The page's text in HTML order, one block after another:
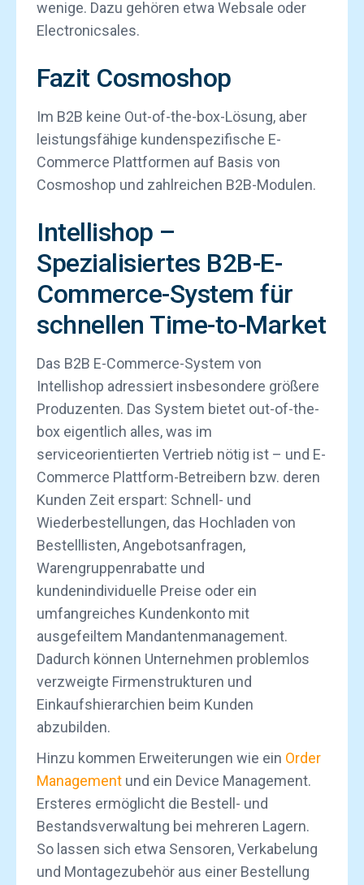
wenige. Dazu gehören etwa Websale oder
Electronicsales.
Fazit Cosmoshop
Im B2B keine Out-of-the-box-Lösung, aber
leistungsfähige kundenspezifische E-
Commerce Plattformen auf Basis von
Cosmoshop und zahlreichen B2B-Modulen.
Intellishop –
Spezialisiertes B2B-E-
Commerce-System für
schnellen Time-to-Market
Das B2B E-Commerce-System von
Intellishop adressiert insbesondere größere
Produzenten. Das System bietet out-of-the-
box eigentlich alles, was im
serviceorientierten Vertrieb nötig ist – und E-
Commerce Plattform-Betreibern bzw. deren
Kunden Zeit erspart: Schnell- und
Wiederbestellungen, das Hochladen von
Bestelllisten, Angebotsanfragen,
Warengruppenrabatte und
kundenindividuelle Preise oder ein
umfangreiches Kundenkonto mit
ausgefeiltem Mandantenmanagement.
Dadurch können Unternehmen problemlos
verzweigte Firmenstrukturen und
Einkaufshierarchien beim Kunden
abzubilden.
Hinzu kommen Erweiterungen wie ein Order
Management und ein Device Management.
Ersteres ermöglicht die Bestell- und
Bestandsverwaltung bei mehreren Lagern.
So lassen sich etwa Sensoren, Verkabelung
und Montagezubehör aus einer Bestellung